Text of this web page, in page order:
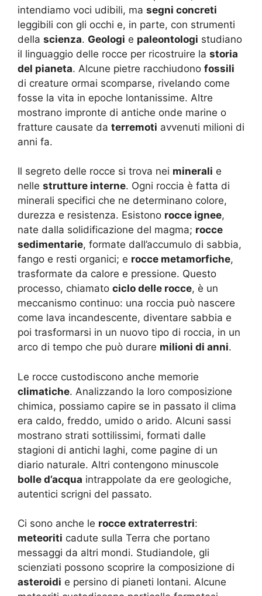
intendiamo voci udibili, ma segni concreti
leggibili con gli occhi e, in parte, con strumenti
della scienza. Geologi e paleontologi studiano
il linguaggio delle rocce per ricostruire la storia
del pianeta. Alcune pietre racchiudono fossili
di creature ormai scomparse, rivelando come
fosse la vita in epoche lontanissime. Altre
mostrano impronte di antiche onde marine o
fratture causate da terremoti avvenuti milioni di
anni fa.
Il segreto delle rocce si trova nei minerali e
nelle strutture interne. Ogni roccia è fatta di
minerali specifici che ne determinano colore,
durezza e resistenza. Esistono rocce ignee,
nate dalla solidificazione del magma; rocce
sedimentarie, formate dall’accumulo di sabbia,
fango e resti organici; e rocce metamorfiche,
trasformate da calore e pressione. Questo
processo, chiamato ciclo delle rocce, è un
meccanismo continuo: una roccia può nascere
come lava incandescente, diventare sabbia e
poi trasformarsi in un nuovo tipo di roccia, in un
arco di tempo che può durare milioni di anni.
Le rocce custodiscono anche memorie
climatiche. Analizzando la loro composizione
chimica, possiamo capire se in passato il clima
era caldo, freddo, umido o arido. Alcuni sassi
mostrano strati sottilissimi, formati dalle
stagioni di antichi laghi, come pagine di un
diario naturale. Altri contengono minuscole
bolle d’acqua intrappolate da ere geologiche,
autentici scrigni del passato.
Ci sono anche le rocce extraterrestri:
meteoriti cadute sulla Terra che portano
messaggi da altri mondi. Studiandole, gli
scienziati possono scoprire la composizione di
asteroidi e persino di pianeti lontani. Alcune